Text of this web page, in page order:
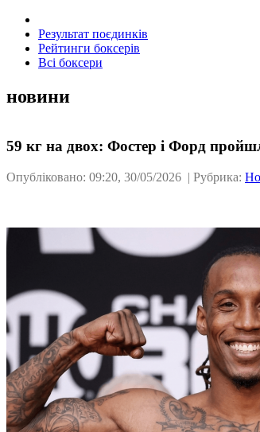
Результат поєдинків
Рейтинги боксерів
Всі боксери
новини
59 кг на двох: Фостер і Форд
Опубліковано: 09:20, 30/05/2026 | Рубрика: